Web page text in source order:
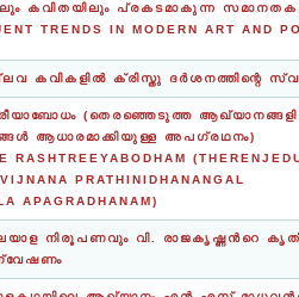
കവിതയിലും പ്രകടമാകുന്ന
TRENDS IN MODERN ART AND
കവികളിൽ ക്രിസ്തു ദർശനത്തിന്റെ
(തെരഞ്ഞെടുത്ത
ആധാരമാക്കിയുള്ള അപഗ്രഥനം)
RASHTREEYABODHAM
PRATHINIDHANANGAL
APAGRADHANAM)
നിരൂപണവും വി. രാജകൃഷ്ണൻറെ